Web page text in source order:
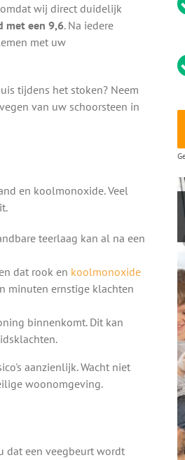
wij direct duidelijk
met een 9,6. Na iedere
met uw
tijdens het stoken? Neem
van uw schoorsteen in
en koolmonoxide. Veel
teerlaag kan al na een
dat rook en koolmonoxide
minuten ernstige klachten
binnenkomt. Dit kan
aanzienlijk. Wacht niet
woonomgeving.
dat een veegbeurt wordt